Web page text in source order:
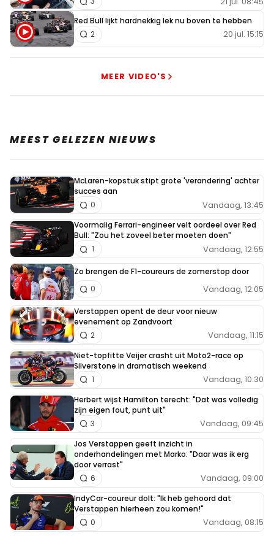
Red Bull lijkt hardnekkig lek nu boven te hebben
20 jul. 15:15
2
MEER VIDEO'S
MEEST GELEZEN NIEUWS
McLaren-kopstuk stipt grote 'verandering' achter
succes aan
Vandaag, 13:45
0
Voormalig Ferrari-engineer velt oordeel over Red
Bull: "Zou het zoveel beter moeten doen"
Vandaag, 12:55
1
Zo brengen de F1-coureurs de zomerstop door
Vandaag, 12:05
0
Verstappen opent de deur voor nieuw
evenement op Zandvoort
Vandaag, 11:15
2
Niet-topfitte Veijer crasht uit Moto2-race op
Silverstone in dramatisch weekend
Vandaag, 10:30
1
Herbert wijst Hamilton terecht: "Dat was volledig
zijn eigen fout, punt uit"
Vandaag, 09:45
3
Jos Verstappen geeft inzicht in
onderhandelingen met Marko: "Daar was ik erg
door verrast"
Vandaag, 09:00
6
IndyCar-coureur dolt: "Ik heb gehoord dat
Verstappen hierheen zou komen!"
Vandaag, 08:15
0